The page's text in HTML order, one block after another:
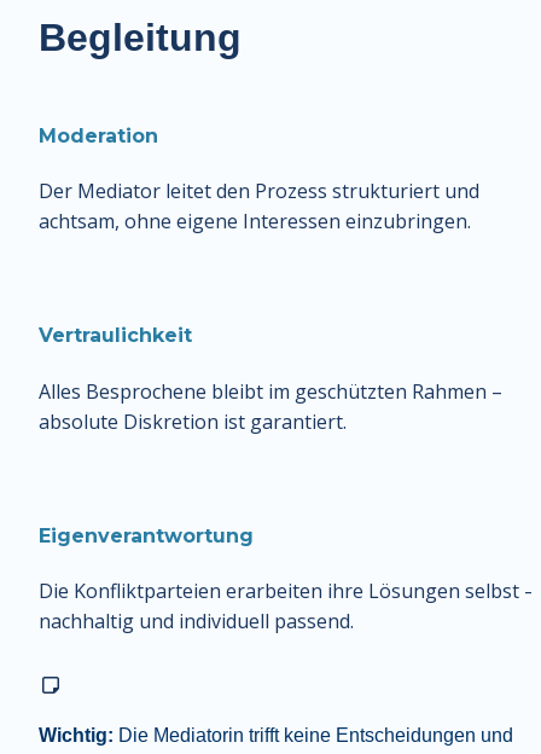
Begleitung
Moderation
Der Mediator leitet den Prozess strukturiert und
achtsam, ohne eigene Interessen einzubringen.
Vertraulichkeit
Alles Besprochene bleibt im geschützten Rahmen –
absolute Diskretion ist garantiert.
Eigenverantwortung
Die Konfliktparteien erarbeiten ihre Lösungen selbst –
nachhaltig und individuell passend.
Wichtig: Die Mediatorin trifft keine Entscheidungen und